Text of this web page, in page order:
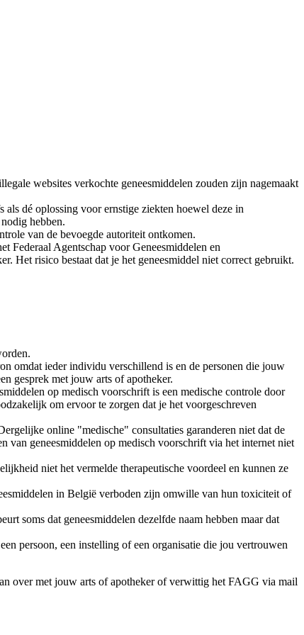
websites verkochte geneesmiddelen zouden zijn nagemaakt
dé oplossing voor ernstige ziekten hoewel deze in
hebben.
van de bevoegde autoriteit ontkomen.
Federaal Agentschap voor Geneesmiddelen en
Het risico bestaat dat je het geneesmiddel niet correct gebruikt.
omdat ieder individu verschillend is en de personen die jouw
gesprek met jouw arts of apotheker.
op medisch voorschrift is een medische controle door
om ervoor te zorgen dat je het voorgeschreven
online "medische" consultaties garanderen niet dat de
van geneesmiddelen op medisch voorschrift via het internet niet
niet het vermelde therapeutische voordeel en kunnen ze
in België verboden zijn omwille van hun toxiciteit of
soms dat geneesmiddelen dezelfde naam hebben maar dat
persoon, een instelling of een organisatie die jou vertrouwen
over met jouw arts of apotheker of verwittig het FAGG via mail